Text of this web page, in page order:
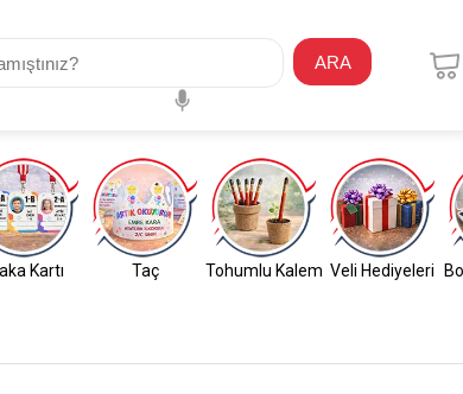
ARA
Kartı Taç Tohumlu Kalem Veli Hediyeleri